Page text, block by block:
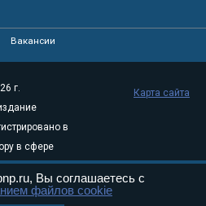
Вакансии
г.
в
в сфере
и
05
Карта сайта
Вы соглашаетесь с
файлов cookie